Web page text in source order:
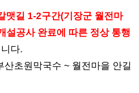
맷길 1-2구간(기장군 월전마
설공사 완료에 따른 정상 통행
다.
산초원막국수 ~ 월전마을 안길